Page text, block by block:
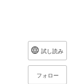
試し読み
フォロー